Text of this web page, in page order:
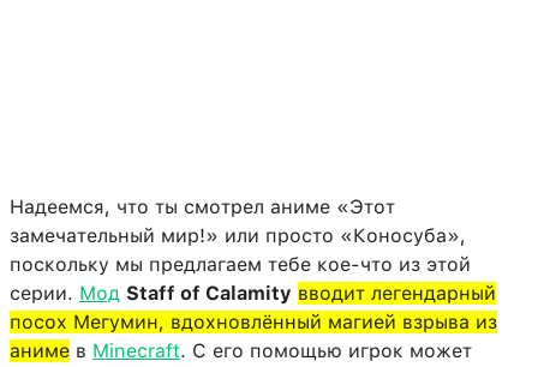
Надеемся, что ты смотрел аниме «Этот
замечательный мир!» или просто «Коносуба»,
поскольку мы предлагаем тебе кое-что из этой
серии. Мод Staff of Calamity вводит легендарный
посох Мегумин, вдохновлённый магией взрыва из
аниме в Minecraft. С его помощью игрок может